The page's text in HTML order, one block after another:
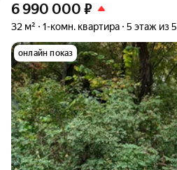
6 990 000 ₽
32 м² 1-комн. квартира 5 этаж из 5
онлайн показ